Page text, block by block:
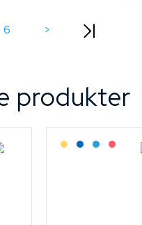
6 >
produkter
Kabel Lagerført:
Lagerført:På